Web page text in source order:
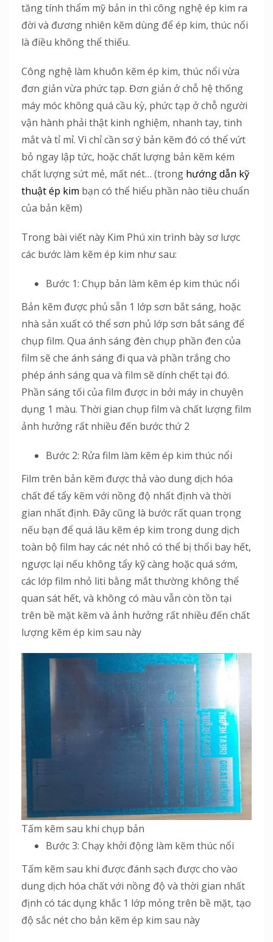
tăng tính thẩm mỹ bản in thì công nghệ ép kim ra
đời và đương nhiên kẽm dùng để ép kim, thúc nổi
là điều không thể thiếu.
Công nghệ làm khuôn kẽm ép kim, thúc nổi vừa
đơn giản vừa phức tạp. Đơn giản ở chỗ hệ thống
máy móc không quá cầu kỳ, phức tạp ở chỗ người
vận hành phải thật kinh nghiệm, nhanh tay, tinh
mắt và tỉ mỉ. Vì chỉ cần sơ ý bản kẽm đó có thể vứt
bỏ ngay lập tức, hoặc chất lượng bản kẽm kém
chất lượng sứt mẻ, mất nét… (trong hướng dẫn kỹ
thuật ép kim bạn có thể hiểu phần nào tiêu chuẩn
của bản kẽm)
Trong bài viết này Kim Phú xin trình bày sơ lược
các bước làm kẽm ép kim như sau:
Bước 1: Chụp bản làm kẽm ép kim thúc nổi
Bản kẽm được phủ sẵn 1 lớp sơn bắt sáng, hoặc
nhà sản xuất có thể sơn phủ lớp sơn bắt sáng để
chụp film. Qua ánh sáng đèn chụp phần đen của
film sẽ che ánh sáng đi qua và phần trắng cho
phép ánh sáng qua và film sẽ dính chết tại đó.
Phần sáng tối của film được in bởi máy in chuyên
dụng 1 màu. Thời gian chụp film và chất lượng film
ảnh hưởng rất nhiều đến bước thứ 2
Bước 2: Rửa film làm kẽm ép kim thúc nổi
Film trên bản kẽm được thả vào dung dịch hóa
chất để tẩy kẽm với nồng độ nhất định và thời
gian nhất định. Đây cũng là bước rất quan trọng
nếu bạn để quá lâu kẽm ép kim trong dung dịch
toàn bộ film hay các nét nhỏ có thể bị thổi bay hết,
ngược lại nếu không tẩy kỹ càng hoặc quá sớm,
các lớp film nhỏ liti bằng mắt thường không thể
quan sát hết, và không có màu vẫn còn tồn tại
trên bề mặt kẽm và ảnh hưởng rất nhiều đến chất
lượng kẽm ép kim sau này
Tấm kẽm sau khi chụp bản
Bước 3: Chạy khởi động làm kẽm thúc nổi
Tấm kẽm sau khi được đánh sạch được cho vào
dung dịch hóa chất với nồng độ và thời gian nhất
định có tác dụng khắc 1 lớp mỏng trên bề mặt, tạo
độ sắc nét cho bản kẽm ép kim sau này